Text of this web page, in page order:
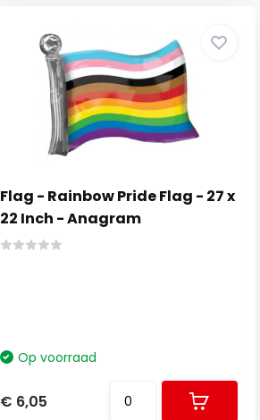
Flag - Rainbow Pride Flag - 27 x
22 Inch - Anagram
Op voorraad
€ 6,05